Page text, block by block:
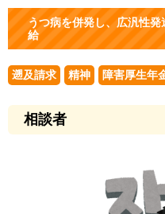
うつ病を併発し、広汎性
給
遡及請求 精神 障害厚生年
相談者